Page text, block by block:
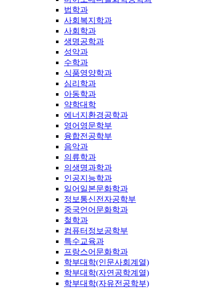
법학과
사회복지학과
사회학과
생명공학과
성악과
수학과
식품영양학과
심리학과
아동학과
약학대학
에너지환경공학과
영어영문학부
융합전공학부
음악과
의류학과
의생명과학과
인공지능학과
일어일본문화학과
정보통신전자공학부
중국언어문화학과
철학과
컴퓨터정보공학부
특수교육과
프랑스어문화학과
학부대학(인문사회계열)
학부대학(자연공학계열)
학부대학(자유전공학부)